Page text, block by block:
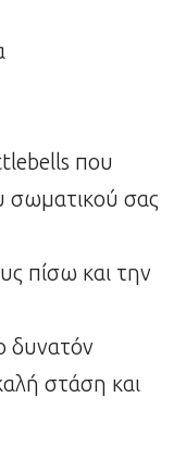
που
σωματικού σας
πίσω και την
δυνατόν
στάση και